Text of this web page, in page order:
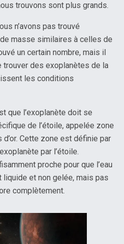
trouvons sont plus grands.
n’avons pas trouvé
masse similaires à celles de
un certain nombre, mais il
des exoplanètes de la
les conditions
que l’exoplanète doit se
de l’étoile, appelée zone
Cette zone est définie par
par l’étoile.
proche pour que l’eau
et non gelée, mais pas
complètement.